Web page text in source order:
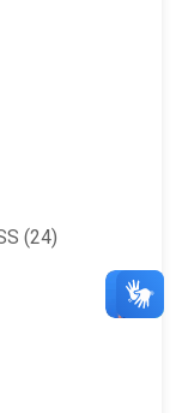
(24)